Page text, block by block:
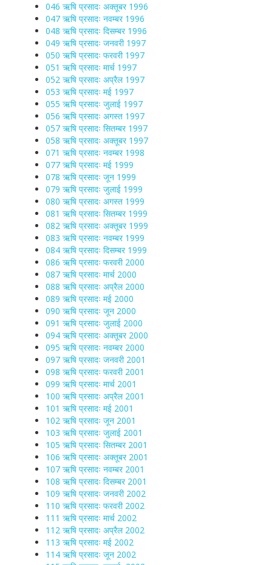
046 ऋषि प्रसादः अक्तूबर 1996
047 ऋषि प्रसादः नवम्बर 1996
048 ऋषि प्रसादः दिसम्बर 1996
049 ऋषि प्रसादः जनवरी 1997
050 ऋषि प्रसादः फरवरी 1997
051 ऋषि प्रसादः मार्च 1997
052 ऋषि प्रसादः अप्रैल 1997
053 ऋषि प्रसादः मई 1997
055 ऋषि प्रसादः जुलाई 1997
056 ऋषि प्रसादः अगस्त 1997
057 ऋषि प्रसादः सितम्बर 1997
058 ऋषि प्रसादः अक्तूबर 1997
071 ऋषि प्रसादः नवम्बर 1998
077 ऋषि प्रसादः मई 1999
078 ऋषि प्रसादः जून 1999
079 ऋषि प्रसादः जुलाई 1999
080 ऋषि प्रसादः अगस्त 1999
081 ऋषि प्रसादः सितम्बर 1999
082 ऋषि प्रसादः अक्तूबर 1999
083 ऋषि प्रसादः नवम्बर 1999
084 ऋषि प्रसादः दिसम्बर 1999
086 ऋषि प्रसादः फरवरी 2000
087 ऋषि प्रसादः मार्च 2000
088 ऋषि प्रसादः अप्रैल 2000
089 ऋषि प्रसादः मई 2000
090 ऋषि प्रसादः जून 2000
091 ऋषि प्रसादः जुलाई 2000
094 ऋषि प्रसादः अक्तूबर 2000
095 ऋषि प्रसादः नवम्बर 2000
097 ऋषि प्रसादः जनवरी 2001
098 ऋषि प्रसादः फरवरी 2001
099 ऋषि प्रसादः मार्च 2001
100 ऋषि प्रसादः अप्रैल 2001
101 ऋषि प्रसादः मई 2001
102 ऋषि प्रसादः जून 2001
103 ऋषि प्रसादः जुलाई 2001
105 ऋषि प्रसादः सितम्बर 2001
106 ऋषि प्रसादः अक्तूबर 2001
107 ऋषि प्रसादः नवम्बर 2001
108 ऋषि प्रसादः दिसम्बर 2001
109 ऋषि प्रसादः जनवरी 2002
110 ऋषि प्रसादः फरवरी 2002
111 ऋषि प्रसादः मार्च 2002
112 ऋषि प्रसादः अप्रैल 2002
113 ऋषि प्रसादः मई 2002
114 ऋषि प्रसादः जून 2002